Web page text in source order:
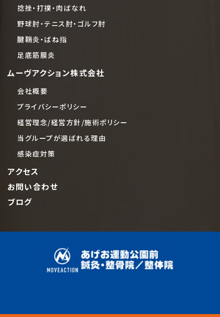
捻挫・打撲・肉ばなれ
野球肘・テニス肘・ゴルフ肘
腱鞘炎・ばね指
足底筋膜炎
ムーヴアクション株式会社
会社概要
プライバシーポリシー
経営理念/経営方針/施術ポリシー
当グループが選ばれる理由
感染症対策
アクセス
お問い合わせ
ブログ